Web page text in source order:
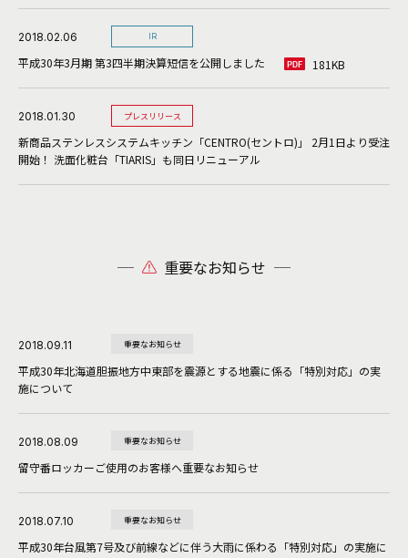
2018.02.06 IR
平成30年3月期 第3四半期決算短信を公開しました 181KB
2018.01.30 プレスリリース
新商品ステンレスシステムキッチン「CENTRO(セントロ)」 2月1日より受注
開始！ 洗面化粧台「TIARIS」も同日リニューアル
重要なお知らせ
2018.09.11 重要なお知らせ
平成30年北海道胆振地方中東部を震源とする地震に係る「特別対応」の実
施について
2018.08.09 重要なお知らせ
留守番ロッカーご使用のお客様へ重要なお知らせ
2018.07.10 重要なお知らせ
平成30年台風第7号及び前線などに伴う大雨に係わる「特別対応」の実施に